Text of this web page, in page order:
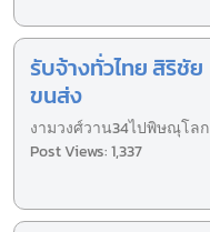
รับจ้างทั่วไทย สิริชัย
ขนส่ง
งามวงศ์วาน34ไปพิษณุโลก
Post Views: 1,337